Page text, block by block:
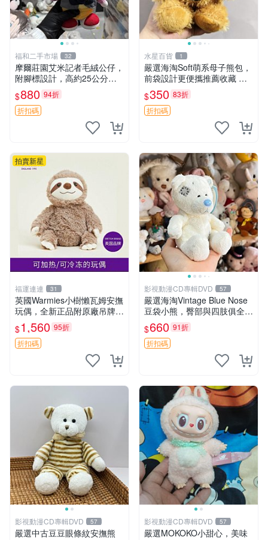
福和二手市場 32
摩爾莊園艾米記者毛絨公仔，
附腳標設計，高約25公分，
全新未拆封，限量珍藏。艾米
記者 毛絨公仔 超萌玩偶
$880 94折
折扣碼
水星百貨 1
嚴選海淘Soft萌系母子熊包，
前袋設計更便攜推薦收藏 母
子熊 軟綿綿 包包
$350 83折
折扣碼
拍賣新星
福運連連 31
英國Warmies小樹懶瓦姆安撫
玩偶，全新正品附原廠吊牌與
防塵袋，內藏薰衣草可加熱，
適合各個年齡層，冷暖兩用享
受抱抱樂趣，不容錯過嚴選好
$1,560 95折
折扣碼
影視動漫CD專輯DVD 57
嚴選海淘Vintage Blue Nose
豆袋小熊，臀部與四肢俱全，
坐高11公分，附原盒與吊牌
收藏。藍鼻子小熊，值得擁有
玩具 憶熊
$660 91折
折扣碼
影視動漫CD專輯DVD 57
嚴選中古豆豆眼條紋安撫熊
影視動漫CD專輯DVD 57
嚴選MOKOKO小甜心，美味